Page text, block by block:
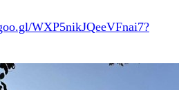
WXP5nikJQeeVFnai7?